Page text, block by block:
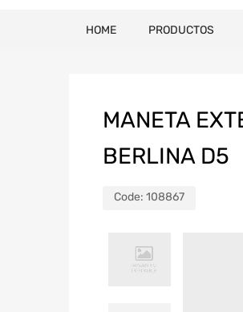
HOME PRODUCTOS
MANETA
BERLINA D5
Code: 108867